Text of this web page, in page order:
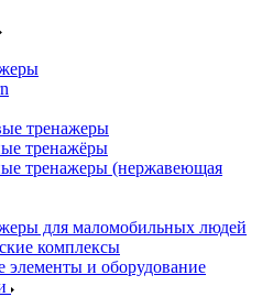
тренажеры
тренажёры
тренажеры (нержавеющая
для маломобильных людей
комплексы
элементы и оборудование